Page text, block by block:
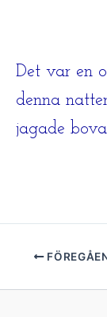
Det var en
denna
jagade